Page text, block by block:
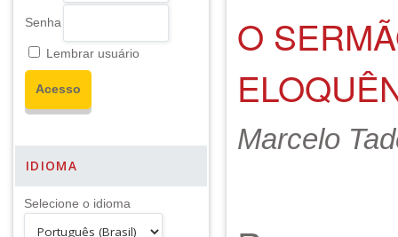
Senha
Lembrar usuário
IDIOMA
Selecione o idioma
O
Marcelo